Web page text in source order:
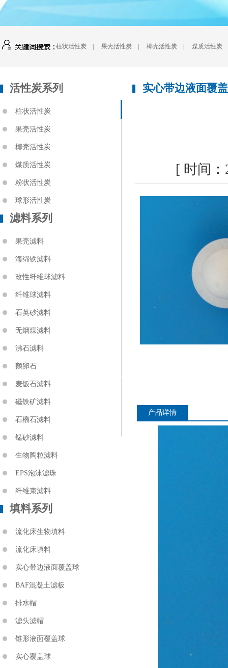
柱状活性炭 果壳活性炭 椰壳活性炭 煤质活性炭
活性炭系列
柱状活性炭
果壳活性炭
椰壳活性炭
煤质活性炭
粉状活性炭
球形活性炭
滤料系列
果壳滤料
海绵铁滤料
改性纤维球滤料
纤维球滤料
石英砂滤料
无烟煤滤料
沸石滤料
鹅卵石
麦饭石滤料
磁铁矿滤料
石榴石滤料
锰砂滤料
生物陶粒滤料
EPS泡沫滤珠
纤维束滤料
填料系列
流化床生物填料
流化床填料
实心带边液面覆盖球
BAF混凝土滤板
排水帽
滤头滤帽
锥形液面覆盖球
实心覆盖球
实心带边液面覆
[ 时间
产品详情